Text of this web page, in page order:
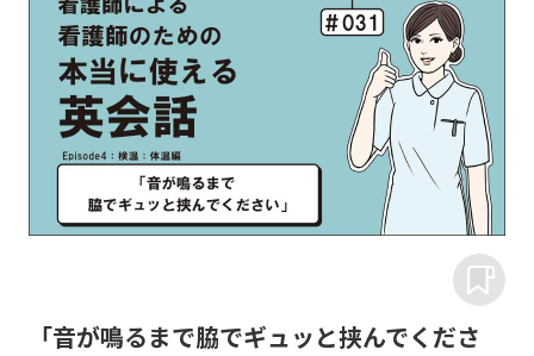
「音が鳴るまで脇でギュッと挟んでくださ